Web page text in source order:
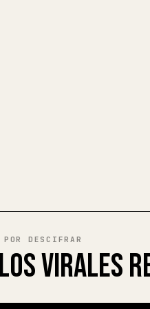
DESCIFRAR
VIRALES